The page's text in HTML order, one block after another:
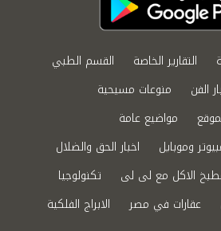
التقارير الخاصة
القسم الطبي
الفن
منوعات مسيحية
مواضيع عامة
وموبايل
اخبار الحق والضلال
الاكل مع لى لى
تكنولوجيا
عقارات في مصر
الابراج الفلكية